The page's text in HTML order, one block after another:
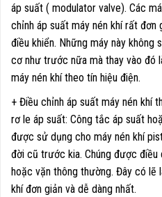
áp suất ( modulator valve). Các
chỉnh áp suất máy nén khí rất đơn
điều khiển. Những máy này không
cơ như trước nữa mà thay vào đó
máy nén khí theo tín hiệu điện.
+ Điều chỉnh áp suất máy nén khí
rơ le áp suất: Công tắc áp suất
được sử dụng cho máy nén khí
đời cũ trước kia. Chúng được
hoặc vặn thông thường. Đây có lẽ
khí đơn giản và dễ dàng nhất.